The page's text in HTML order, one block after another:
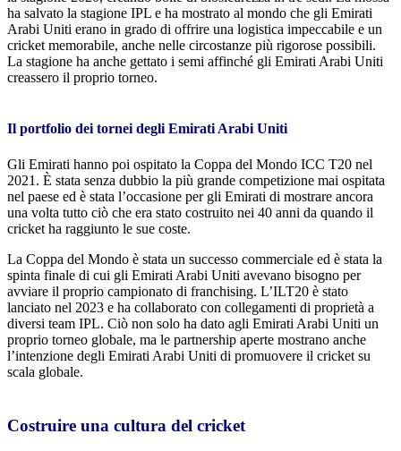
ha salvato la stagione IPL e ha mostrato al mondo che gli Emirati
Arabi Uniti erano in grado di offrire una logistica impeccabile e un
cricket memorabile, anche nelle circostanze più rigorose possibili.
La stagione ha anche gettato i semi affinché gli Emirati Arabi Uniti
creassero il proprio torneo.
Il portfolio dei tornei degli Emirati Arabi Uniti
Gli Emirati hanno poi ospitato la Coppa del Mondo ICC T20 nel
2021. È stata senza dubbio la più grande competizione mai ospitata
nel paese ed è stata l’occasione per gli Emirati di mostrare ancora
una volta tutto ciò che era stato costruito nei 40 anni da quando il
cricket ha raggiunto le sue coste.
La Coppa del Mondo è stata un successo commerciale ed è stata la
spinta finale di cui gli Emirati Arabi Uniti avevano bisogno per
avviare il proprio campionato di franchising. L’ILT20 è stato
lanciato nel 2023 e ha collaborato con collegamenti di proprietà a
diversi team IPL. Ciò non solo ha dato agli Emirati Arabi Uniti un
proprio torneo globale, ma le partnership aperte mostrano anche
l’intenzione degli Emirati Arabi Uniti di promuovere il cricket su
scala globale.
Costruire una cultura del cricket